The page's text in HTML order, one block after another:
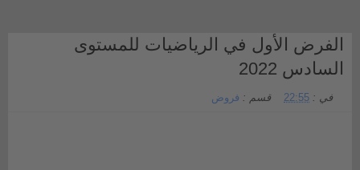
الفرض الأول في الرياضيات للمستوى
السادس 2022
في : 22:55 قسم : فروض